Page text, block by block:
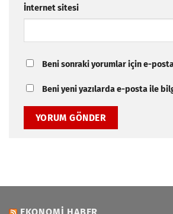
İnternet sitesi
Beni sonraki yorumlar için e-
Beni yeni yazılarda e-posta ile